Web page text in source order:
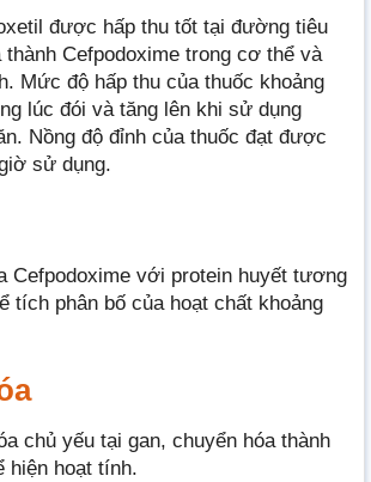
được hấp thu tốt tại đường tiêu
thành Cefpodoxime trong cơ thể và
Mức độ hấp thu của thuốc khoảng
lúc đói và tăng lên khi sử dụng
Nồng độ đỉnh của thuốc đạt được
sử dụng.
Cefpodoxime với protein huyết tương
tích phân bố của hoạt chất khoảng
chủ yếu tại gan, chuyển hóa thành
hiện hoạt tính.